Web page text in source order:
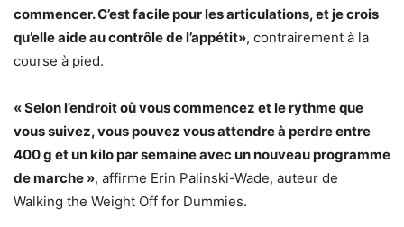
commencer. C’est facile pour les articulations, et je crois
qu’elle aide au contrôle de l’appétit», contrairement à la
course à pied.
« Selon l’endroit où vous commencez et le rythme que
vous suivez, vous pouvez vous attendre à perdre entre
400 g et un kilo par semaine avec un nouveau programme
de marche », affirme Erin Palinski-Wade, auteur de
Walking the Weight Off for Dummies.